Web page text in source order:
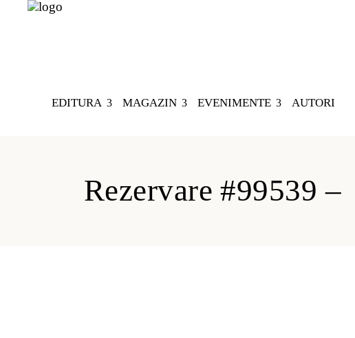
EDITURA MAGAZIN EVENIMENTE AUTORI
Rezervare #99539 –